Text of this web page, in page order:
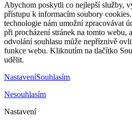
Abychom poskytli co nejlepší služby,
přístupu k informacím soubory
technologie nám umožní zpracovávat
při procházení stránek na tomto webu,
odvolání souhlasu může nepříznivě
funkce webu. Kliknutím na tlačítko
udělit.
NastaveníSouhlasím
Nesouhlasím
Nastavení